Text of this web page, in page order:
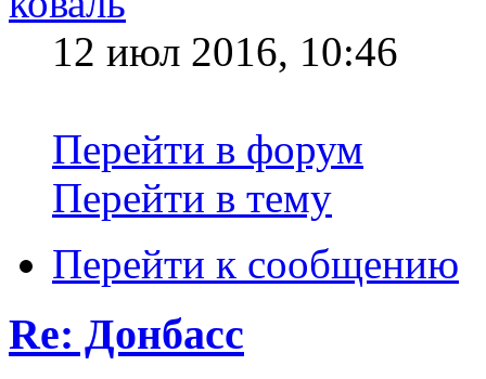
12 июл 2016, 10:46
Перейти в форум
Перейти в тему
Перейти к сообщению
Re: Донбасс